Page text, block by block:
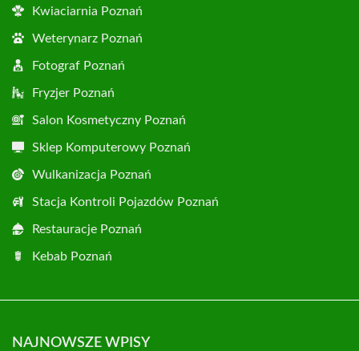
Kwiaciarnia Poznań
Weterynarz Poznań
Fotograf Poznań
Fryzjer Poznań
Salon Kosmetyczny Poznań
Sklep Komputerowy Poznań
Wulkanizacja Poznań
Stacja Kontroli Pojazdów Poznań
Restauracje Poznań
Kebab Poznań
NAJNOWSZE WPISY